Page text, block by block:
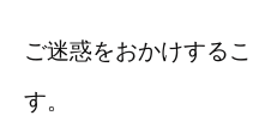
ご迷惑をおかけする
す。